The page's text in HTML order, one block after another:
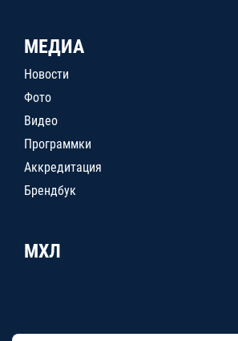
МЕДИА
Новости
Фото
Видео
Программки
Аккредитация
Брендбук
МХЛ